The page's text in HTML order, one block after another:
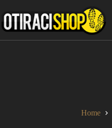
to
content
Home